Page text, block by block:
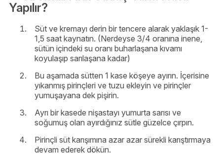
Yapılır?
Süt ve kremayı derin bir tencere alarak yaklaşık 1-
1,5 saat kaynatın. (Nerdeyse 3/4 oranına inene,
sütün içindeki su oranı buharlaşana kıvamı
koyulaşıp sarılaşana kadar)
Bu aşamada sütten 1 kase köşeye ayırın. İçerisine
yıkanmış pirinçleri ve tuzu ekleyin ve pirinçler
yumuşayana dek pişirin.
Ayrı bir kasede nişastayı yumurta sarısı ve
soğumuş olan ayırdığınız sütle güzelce çırpın.
Pirinçli süt karışımına azar azar sürekli karıştırmaya
devam ederek dökün.